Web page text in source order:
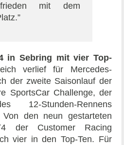
mit dem
in Sebring mit vier Top-
verlief für Mercedes-
der zweite Saisonlauf der
SportsCar Challenge, der
Stunden-Rennens
Von den neun gestarteten
der Customer Racing
vier in den Top-Ten. Für